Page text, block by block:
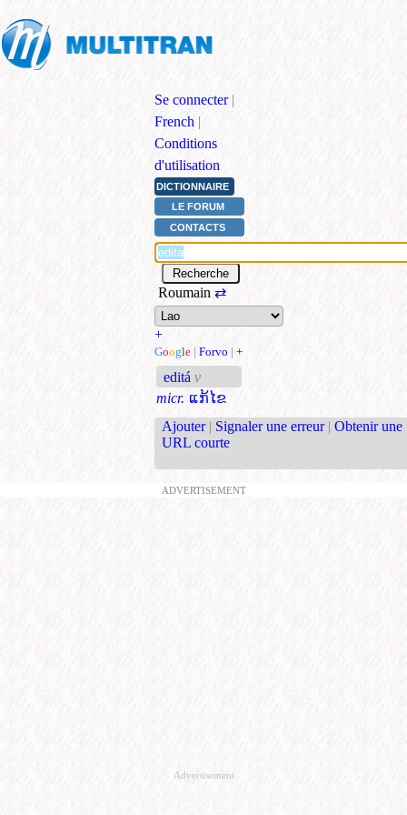
Se connecter |
French |
Conditions
d'utilisation
DICTIONNAIRE
LE FORUM
CONTACTS
Roumain ⇄
+
Google | Forvo | +
editá v
micr. ແກ້ໄຂ
Ajouter | Signaler une erreur | Obtenir une
URL courte
ADVERTISEMENT
Advertisement